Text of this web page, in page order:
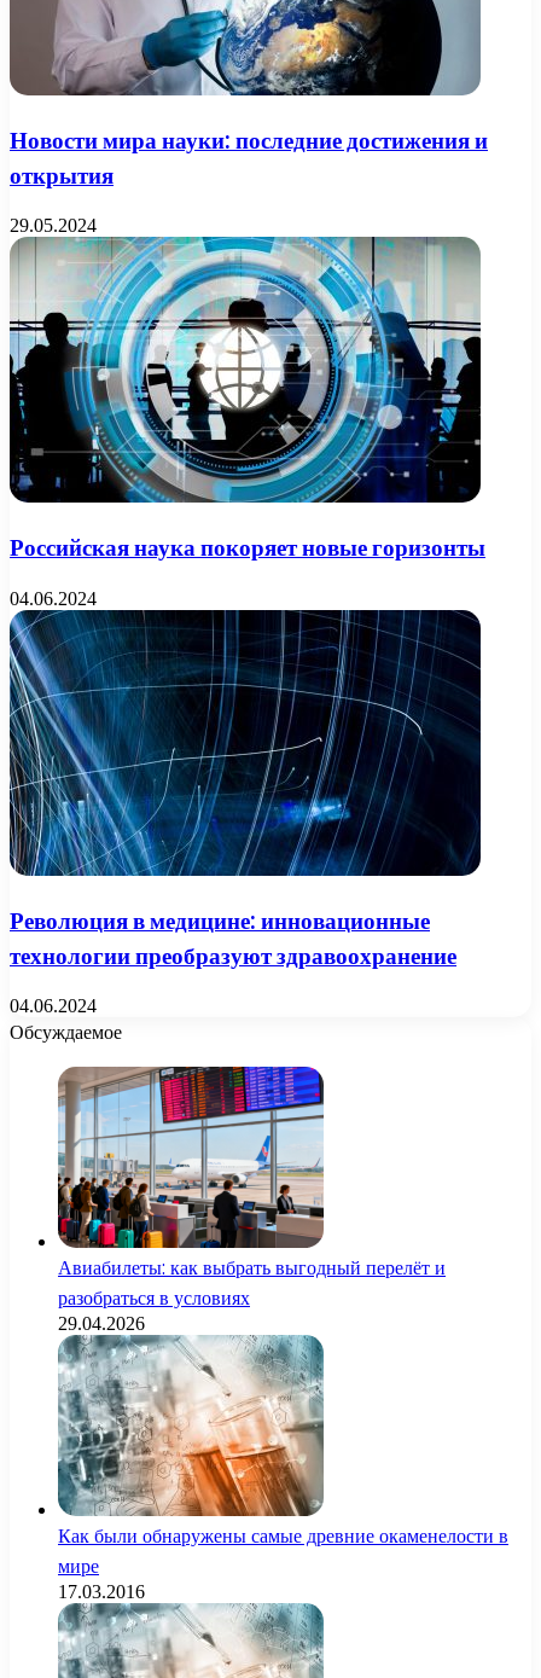
Новости мира науки: последние достижения и
открытия
29.05.2024
Российская наука покоряет новые горизонты
04.06.2024
Революция в медицине: инновационные
технологии преобразуют здравоохранение
04.06.2024
Обсуждаемое
Авиабилеты: как выбрать выгодный перелёт и
разобраться в условиях
29.04.2026
Как были обнаружены самые древние окаменелости в
мире
17.03.2016